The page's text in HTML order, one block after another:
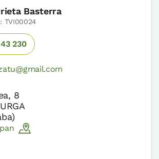
Basterra
TVI00024
230
8
)